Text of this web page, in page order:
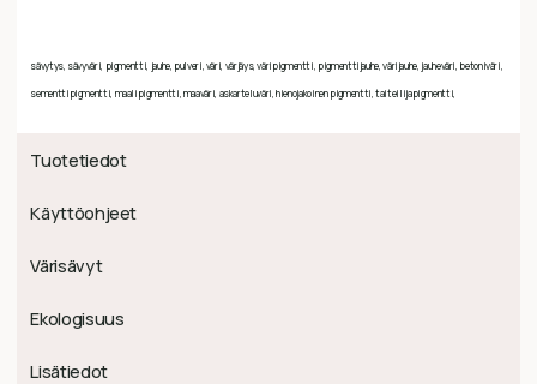
sävytys, sävyväri, pigmentti, jauhe, pulveri, väri, värjäys, väripigmentti, pigmenttijauhe, värijauhe, jauheväri, betoniväri,
sementtipigmentti, maalipigmentti, maaväri, askarteluväri, hienojakoinen pigmentti, taiteilijapigmentti,
Tuotetiedot
Käyttöohjeet
Värisävyt
Ekologisuus
Lisätiedot